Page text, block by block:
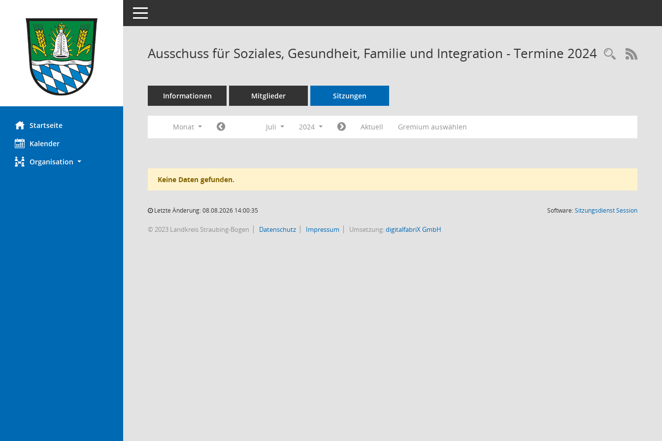
Startseite
Kalender
Organisation
Toggle navigation
Ausschuss für Soziales, Gesundheit, Familie und Integration - Termine 2024
Informationen Mitglieder Sitzungen
Monat Juli 2024 Aktuell Gremium auswählen
Keine Daten gefunden.
Letzte Änderung: 08.08.2026 14:00:35 Software:SitzungsdienstSession(Wird in
© 2023 Landkreis Straubing-Bogen Datenschutz Impressum Umsetzung:digitalfabriX GmbH